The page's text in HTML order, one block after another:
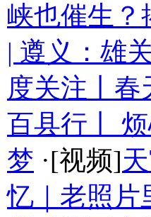
峡也催生？
| 遵义：雄
度关注丨
百县行丨
梦 ·[视频]
忆｜老照片